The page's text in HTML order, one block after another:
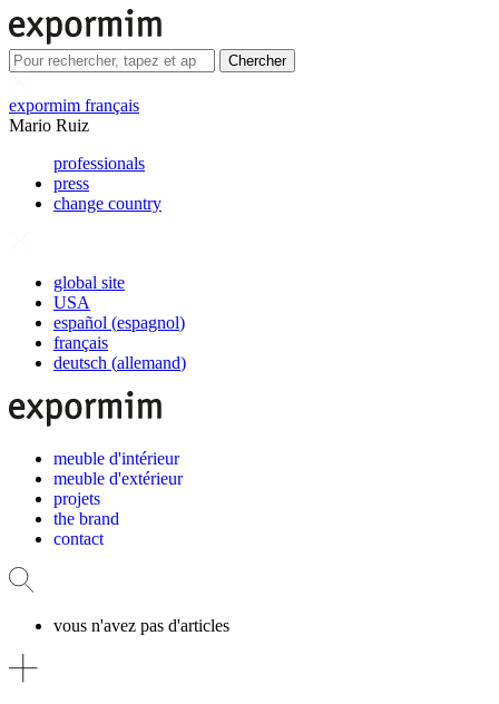
Chercher
expormim français
Mario Ruiz
professionals
press
change country
global site
USA
español (espagnol)
français
deutsch (allemand)
meuble d'intérieur
meuble d'extérieur
projets
the brand
contact
vous n'avez pas d'articles